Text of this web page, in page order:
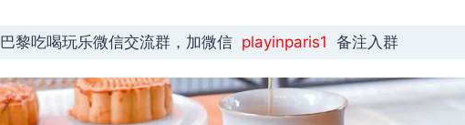
巴黎吃喝玩乐微信交流群，加微信 playinparis1 备注入群